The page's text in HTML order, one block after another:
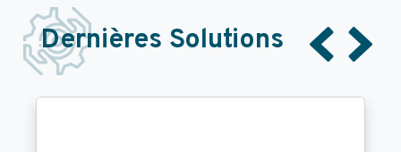
Dernières Solutions